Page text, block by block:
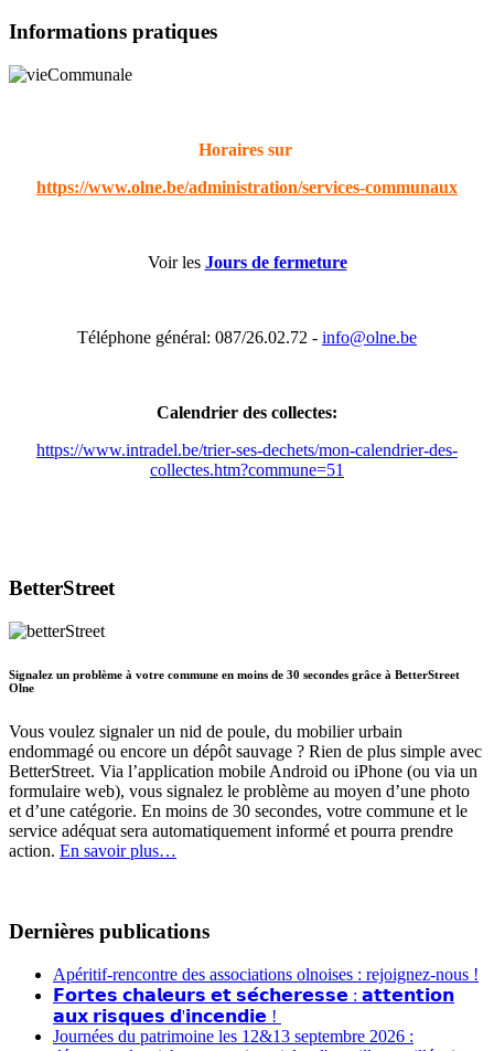
Informations pratiques
Horaires sur
https://www.olne.be/administration/services-communaux
Voir les Jours de fermeture
Téléphone général: 087/26.02.72 - info@olne.be
Calendrier des collectes:
https://www.intradel.be/trier-ses-dechets/mon-calendrier-des-
collectes.htm?commune=51
BetterStreet
Signalez un problème à votre commune en moins de 30 secondes grâce à BetterStreet
Olne
Vous voulez signaler un nid de poule, du mobilier urbain
endommagé ou encore un dépôt sauvage ? Rien de plus simple avec
BetterStreet. Via l’application mobile Android ou iPhone (ou via un
formulaire web), vous signalez le problème au moyen d’une photo
et d’une catégorie. En moins de 30 secondes, votre commune et le
service adéquat sera automatiquement informé et pourra prendre
action. En savoir plus…
Dernières publications
Apéritif-rencontre des associations olnoises : rejoignez-nous !
𝗙𝗼𝗿𝘁𝗲𝘀 𝗰𝗵𝗮𝗹𝗲𝘂𝗿𝘀 𝗲𝘁 𝘀𝗲́𝗰𝗵𝗲𝗿𝗲𝘀𝘀𝗲 : 𝗮𝘁𝘁𝗲𝗻𝘁𝗶𝗼𝗻
𝗮𝘂𝘅 𝗿𝗶𝘀𝗾𝘂𝗲𝘀 𝗱'𝗶𝗻𝗰𝗲𝗻𝗱𝗶𝗲 !
Journées du patrimoine les 12&13 septembre 2026 :